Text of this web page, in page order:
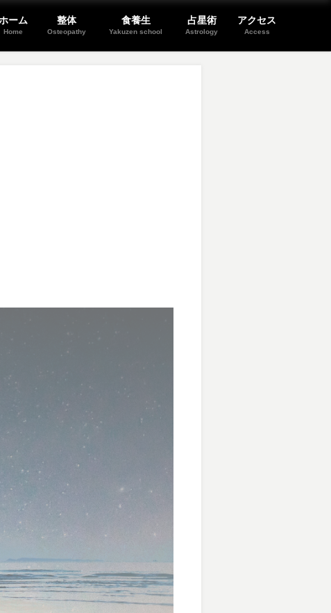
ーム
Home
整体
Osteopathy
食養生
Yakuzen school
占星術
Astrology
アクセス
Access